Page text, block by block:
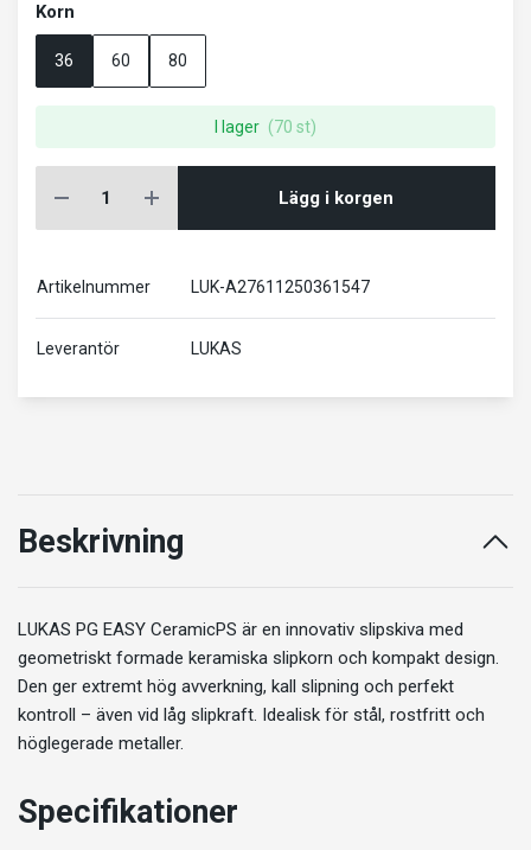
Korn
36 60 80
I lager (70 st)
Lägg i korgen
Artikelnummer LUK-A27611250361547
Leverantör LUKAS
Beskrivning
LUKAS PG EASY CeramicPS är en innovativ slipskiva med
geometriskt formade keramiska slipkorn och kompakt design.
Den ger extremt hög avverkning, kall slipning och perfekt
kontroll – även vid låg slipkraft. Idealisk för stål, rostfritt och
höglegerade metaller.
Specifikationer